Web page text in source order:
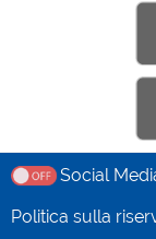
Social
Politica sulla